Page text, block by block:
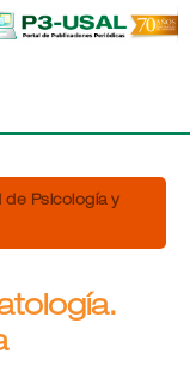
de Psicología y